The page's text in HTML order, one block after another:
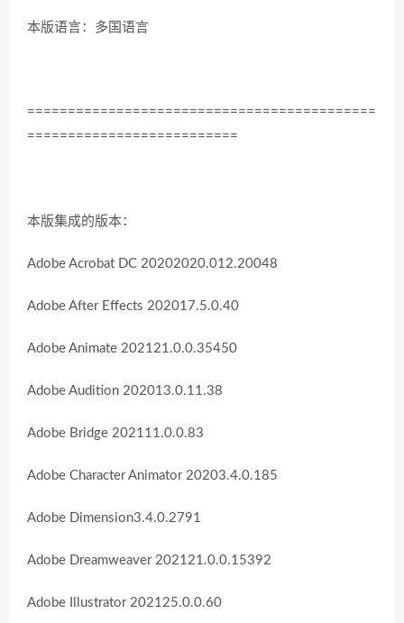
本版语言：多国语言
===========================================
==========================
本版集成的版本：
Adobe Acrobat DC 20202020.012.20048
Adobe After Effects 202017.5.0.40
Adobe Animate 202121.0.0.35450
Adobe Audition 202013.0.11.38
Adobe Bridge 202111.0.0.83
Adobe Character Animator 20203.4.0.185
Adobe Dimension3.4.0.2791
Adobe Dreamweaver 202121.0.0.15392
Adobe Illustrator 202125.0.0.60